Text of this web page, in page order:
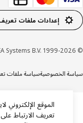
إعدادات ملفات تعريف
الخصوصيةسياسة ملفات تعريف
الموقع الإلكتروني
تعريف الارتباط على